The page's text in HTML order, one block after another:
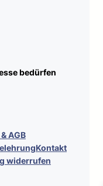
bedürfen
AGB
Kontakt
widerrufen